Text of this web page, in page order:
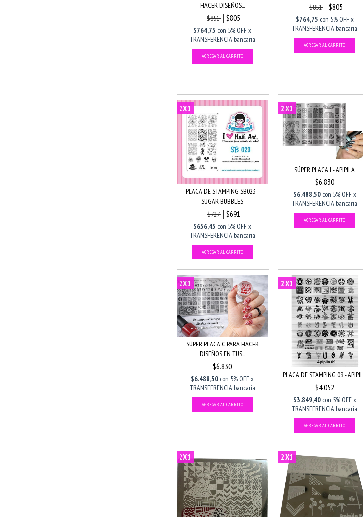
HACER DISEÑOS...
$851
$805
$764,75 con 5% OFF x
TRANSFERENCIA bancaria
$851
$805
$764,75 con 5% OFF x
TRANSFERENCIA bancaria
2X1
PLACA DE STAMPING SB023 -
SUGAR BUBBLES
$727
$691
$656,45 con 5% OFF x
TRANSFERENCIA bancaria
2X1
SÚPER PLACA I - APIPILA
$6.830
$6.488,50 con 5% OFF x
TRANSFERENCIA bancaria
2X1
SÚPER PLACA C PARA HACER
DISEÑOS EN TUS...
$6.830
$6.488,50 con 5% OFF x
TRANSFERENCIA bancaria
2X1
PLACA DE STAMPING 09 -
$4.052
$3.849,40 con 5% OFF x
TRANSFERENCIA bancaria
2X1 2X1